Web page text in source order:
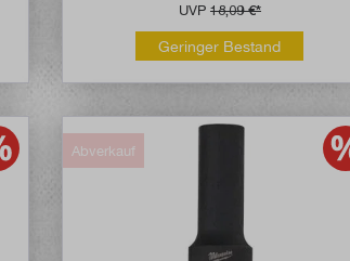
UVP 18,09 €*
Geringer Bestand
Abverkauf